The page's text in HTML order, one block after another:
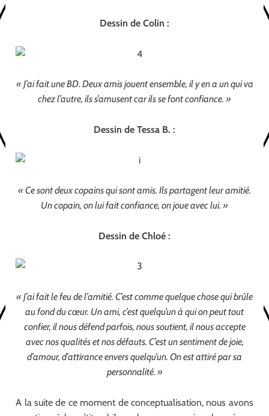
Dessin de Colin :
« J’ai fait une BD. Deux amis jouent ensemble, il y en a un qui va
chez l’autre, ils s’amusent car ils se font confiance. »
Dessin de Tessa B. :
« Ce sont deux copains qui sont amis. Ils partagent leur amitié.
Un copain, on lui fait confiance, on joue avec lui. »
Dessin de Chloé :
« J’ai fait le feu de l’amitié. C’est comme quelque chose qui brûle
au fond du cœur. Un ami, c’est quelqu’un à qui on peut tout
confier, il nous défend parfois, nous soutient, il nous accepte
avec nos qualités et nos défauts. C’est un sentiment de joie,
d’amour, d’attirance envers quelqu’un. On est attiré par sa
personnalité. »
A la suite de ce moment de conceptualisation, nous avons